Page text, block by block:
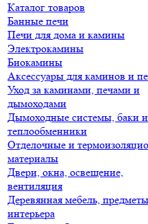
Каталог товаров
Банные печи
Печи для дома и камины
Электрокамины
Биокамины
Аксессуары для каминов и
Уход за каминами, печами и
дымоходами
Дымоходные системы, баки и
теплообменники
Отделочные и
материалы
Двери, окна, освещение,
вентиляция
Деревянная мебель, предметы
интерьера